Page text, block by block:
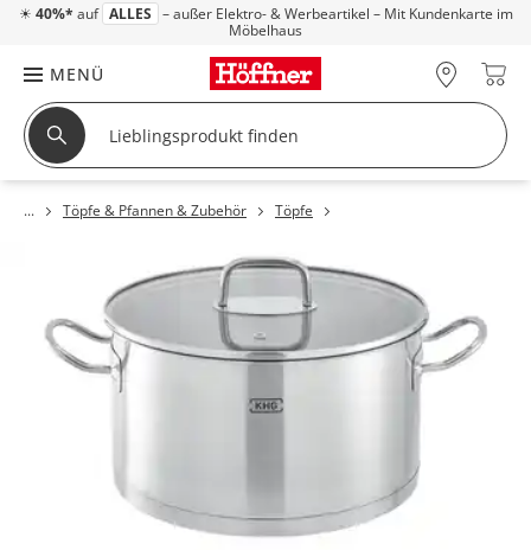
☀ 40%* auf ALLES – außer Elektro- & Werbeartikel – Mit Kundenkarte im
Möbelhaus
MENÜ
Töpfe & Pfannen & Zubehör Töpfe